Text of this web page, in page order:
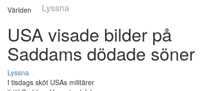
Lyssna
Världen
USA visade bilder på
Saddams dödade söner
Lyssna
I tisdags sköt USAs militärer